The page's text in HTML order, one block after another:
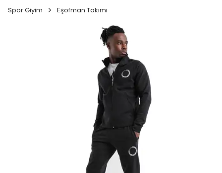
Spor Giyim Eşofman Takımı